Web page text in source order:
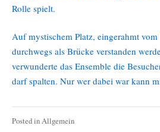
Rolle spielt.
Auf mystischem Platz, eingerahmt vom
durchwegs als Brücke verstanden
verwunderte das Ensemble die
darf spalten. Nur wer dabei war kann
Posted inAllgemein